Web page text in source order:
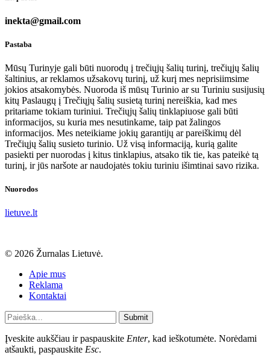
inekta@gmail.com
Pastaba
Mūsų Turinyje gali būti nuorodų į trečiųjų šalių turinį, trečiųjų šalių
šaltinius, ar reklamos užsakovų turinį, už kurį mes neprisiimsime
jokios atsakomybės. Nuoroda iš mūsų Turinio ar su Turiniu susijusių
kitų Paslaugų į Trečiųjų šalių susietą turinį nereiškia, kad mes
pritariame tokiam turiniui. Trečiųjų šalių tinklapiuose gali būti
informacijos, su kuria mes nesutinkame, taip pat žalingos
informacijos. Mes neteikiame jokių garantijų ar pareiškimų dėl
Trečiųjų šalių susieto turinio. Už visą informaciją, kurią galite
pasiekti per nuorodas į kitus tinklapius, atsako tik tie, kas pateikė tą
turinį, ir jūs naršote ar naudojatės tokiu turiniu išimtinai savo rizika.
Nuorodos
lietuve.lt
© 2026 Žurnalas Lietuvė.
Apie mus
Reklama
Kontaktai
Submit
Įveskite aukščiau ir paspauskite Enter, kad ieškotumėte. Norėdami
atšaukti, paspauskite Esc.